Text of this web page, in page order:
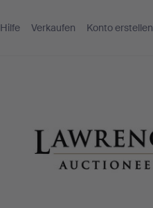
Hilfe Verkaufen Konto erstellen